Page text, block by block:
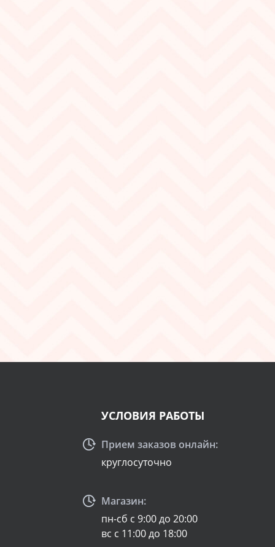
УСЛОВИЯ РАБОТЫ
Прием заказов онлайн:
круглосуточно
Магазин:
пн-сб с 9:00 до 20:00
вс с 11:00 до 18:00